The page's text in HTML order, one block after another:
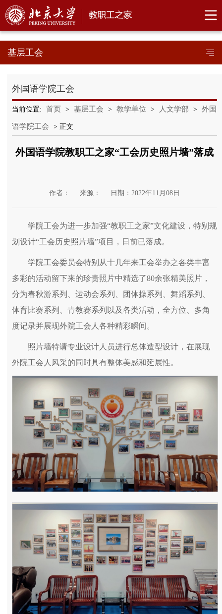
基层工会
外国语学院工会
当前位置: 首页 > 基层工会 > 教学单位 > 人文学部 > 外国
语学院工会 > 正文
外国语学院教职工之家“工会历史照片墙”落成
作者： 来源： 日期：2022年11月08日
学院工会为进一步加强“教职工之家”文化建设，特别规
划设计“工会历史照片墙”项目，日前已落成。
学院工会委员会特别从十几年来工会举办之各类丰富
多彩的活动留下来的珍贵照片中精选了80余张精美照片，
分为春秋游系列、运动会系列、团体操系列、舞蹈系列、
体育比赛系列、青教赛系列以及各类活动，全方位、多角
度记录并展现外院工会人各种精彩瞬间。
照片墙特请专业设计人员进行总体造型设计，在展现
外院工会人风采的同时具有整体美感和延展性。